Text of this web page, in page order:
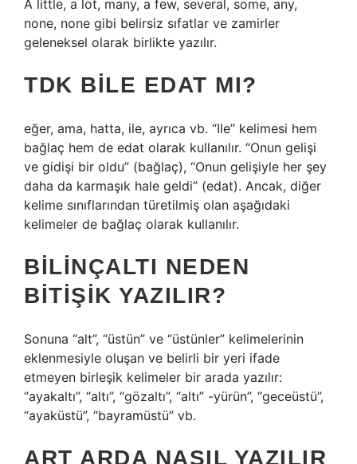
A little, a lot, many, a few, several, some, any,
none, none gibi belirsiz sıfatlar ve zamirler
geleneksel olarak birlikte yazılır.
TDK BILE EDAT MI?
eğer, ama, hatta, ile, ayrıca vb. “Ile” kelimesi hem
bağlaç hem de edat olarak kullanılır. “Onun gelişi
ve gidişi bir oldu” (bağlaç), “Onun gelişiyle her şey
daha da karmaşık hale geldi” (edat). Ancak, diğer
kelime sınıflarından türetilmiş olan aşağıdaki
kelimeler de bağlaç olarak kullanılır.
BILINÇALTI NEDEN
BITIŞIK YAZILIR?
Sonuna “alt”, “üstün” ve “üstünler” kelimelerinin
eklenmesiyle oluşan ve belirli bir yeri ifade
etmeyen birleşik kelimeler bir arada yazılır:
“ayakaltı”, “altı”, “gözaltı”, “altı” -yürün”, “geceüstü”,
“ayaküstü”, “bayramüstü” vb.
ART ARDA NASIL YAZILIR